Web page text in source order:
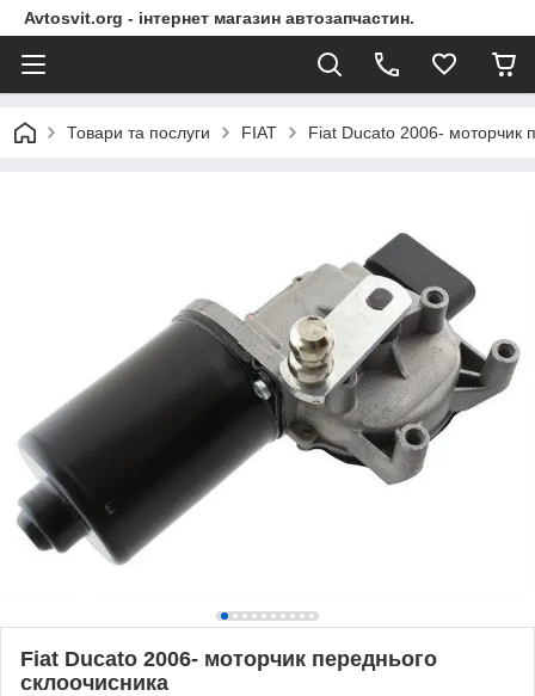
Avtosvit.org - інтернет магазин автозапчастин.
Товари та послуги FIAT Fiat Ducato 2006- моторчик
Fiat Ducato 2006- моторчик переднього
склоочисника